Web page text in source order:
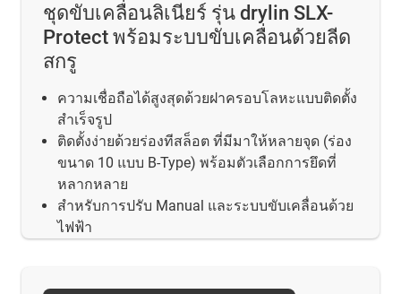
ชุดขับเคลื่อนลิเนียร์ รุ่น drylin SLX-
Protect พร้อมระบบขับเคลื่อนด้วยลีด
สกรู
ความเชื่อถือได้สูงสุดด้วยฝาครอบโลหะแบบติดตั้ง
สำเร็จรูป
ติดตั้งง่ายด้วยร่องทีสล็อต ที่มีมาให้หลายจุด (ร่อง
ขนาด 10 แบบ B-Type) พร้อมตัวเลือกการยึดที่
หลากหลาย
สำหรับการปรับ Manual และระบบขับเคลื่อนด้วย
ไฟฟ้า